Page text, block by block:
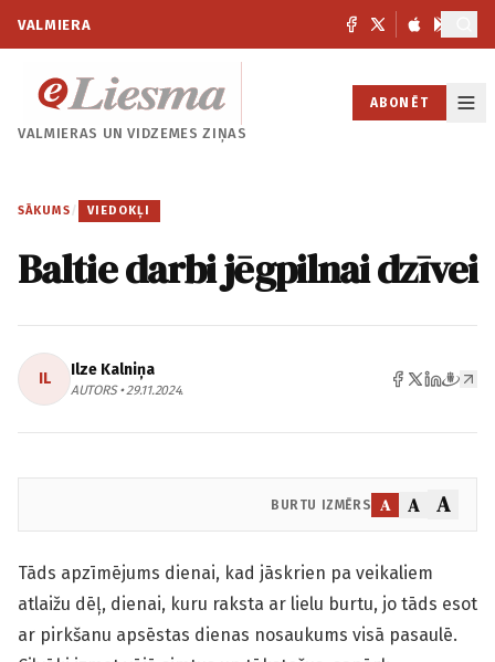
VALMIERA
VALMIERAS UNVIDZEMES ZIŅAS
ABONĒT
SĀKUMS / VIEDOKĻI
Baltie darbi jēgpilnai dzīvei
IL Ilze Kalniņa
AUTORS • 29.11.2024.
BURTU IZMĒRS A A A
Tāds apzīmējums dienai, kad jāskrien pa veikaliem
atlaižu dēļ, dienai, kuru raksta ar lielu burtu, jo tāds esot
ar pirkšanu apsēstas dienas nosaukums visā pasaulē.